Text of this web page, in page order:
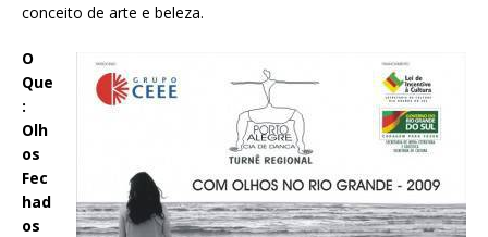
conceito de arte e beleza.
O
Que
:
Olh
os
Fec
had
os